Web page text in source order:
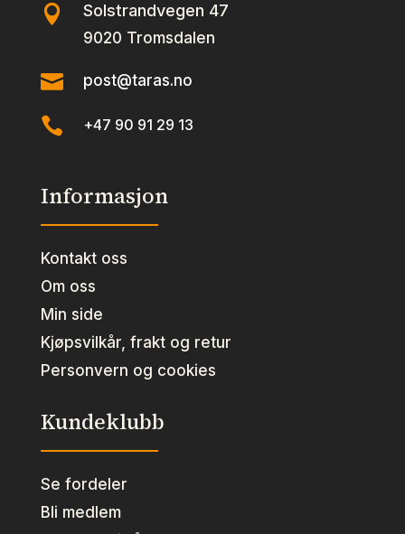
 Solstrandvegen 47
9020 Tromsdalen
 post@taras.no
 +47 90 91 29 13
Informasjon
Kontakt oss
Om oss
Min side
Kjøpsvilkår, frakt og retur
Personvern og cookies
Kundeklubb
Se fordeler
Bli medlem